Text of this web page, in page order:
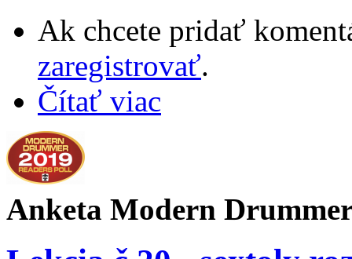
Ak chcete pridať
zaregistrovať.
Čítať viac
Anketa Modern